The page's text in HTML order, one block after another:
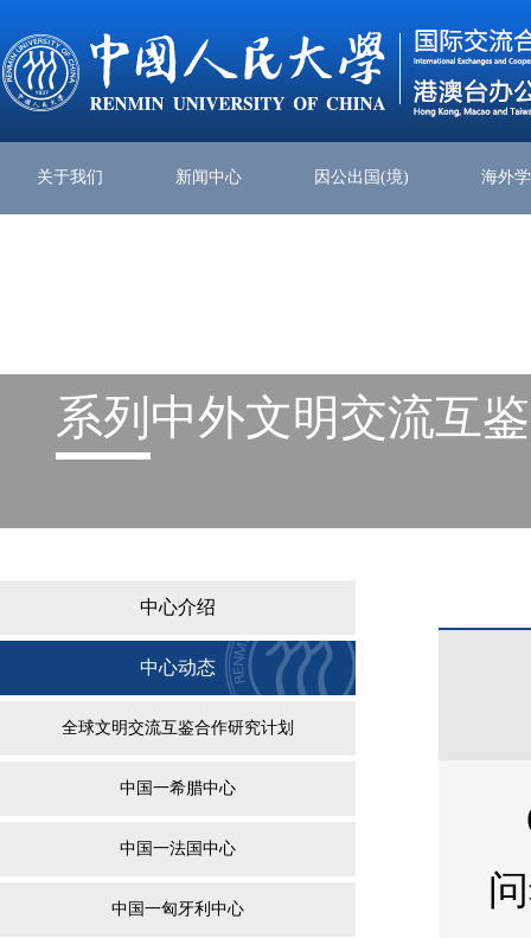
关于我们 新闻中心 因公出国(境) 海外
系列 中外文明交流互
中心介绍
中心动态
全球文明交流互鉴合作研究计划
中国一希腊中心
中国一法国中心
中国一匈牙利中心